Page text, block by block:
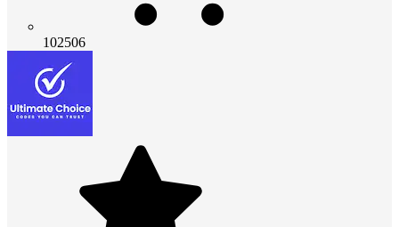
102506